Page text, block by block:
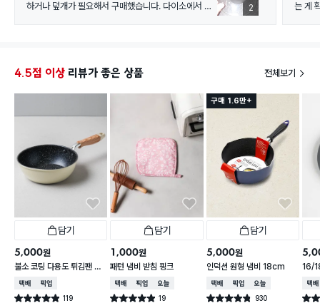
하거나 덮개가 필요해서 구매했습니다. 다이소에서 딱
유리 소재라 요리하는 동안 뚜껑을 열어보지 않아도 보
리합니다.
​넘침 방지 스팀 홀(스팀 배출구): 뚜껑 한쪽에 스팀 홀
구멍이 깔끔하게 뚫려 있어 국이나 찌개, 라면을 끓일
때 내부 거품과 수증기가 조절되어 넘치는 현상을 방지
해 줍니다.
​그립감 좋은 상단 손잡이: 중앙에 손으로 잡기 편한 고
깔/손잡이가 단단하게 마감되어 있어 잡기 쉽고, 나사
연결 부위도 깔끔하게 마감되어 있습니다.
​위생적인 스텐 테두리 마감: 유리 가장자리가 테두리 스
텐 마감으로 둘러싸여 있어 이염 걱정 없이 위생적이고
충격에도 안전합니다.
​갓성비 교체용 템 (2,000~3,000원대): 냄비 전체를
새로 살 필요 없이 뚜껑만 저렴한 가격으로 맞춤 교체할
수 있어 가성비가 매우 훌륭합니다.
​사이즈 확인 필수: 집에서 사용하는 냄비나 프라이팬의
내경 지름이 정확히 18cm인지 미리 측정한 뒤 구매하
2
는 게
4.5점 이상 리뷰가 좋은 상품 전체보기
담기
5,000원
불소 코팅 다용도 튀김팬 20
cm
택배배송매장픽업
별점 4.9점 119
건 작성
담기
1,000원
패턴 냄비 받침 핑크
택배배송매장픽업오늘배송
별점 4.9점 19
건 작성
구매 1.6만+
담기
5,000원
인덕션 원형 냄비 18cm
택배배송매장픽업오늘배송
별점 4.8점 930
건 작성
16/
껑
택배
별점